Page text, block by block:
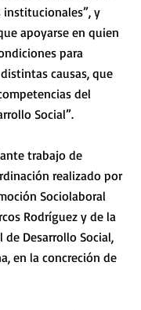
institucionales”, y
apoyarse en quien
para
causas, que
del
Social”.
trabajo de
realizado por
Sociolaboral
Rodríguez y de la
de Desarrollo Social,
en la concreción de